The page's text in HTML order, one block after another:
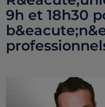
9h et 18h30